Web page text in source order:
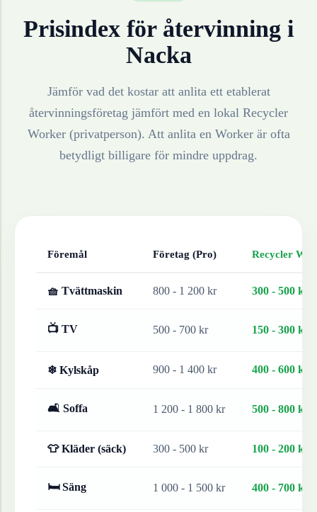
Prisindex för återvinning i
Nacka
Jämför vad det kostar att anlita ett etablerat
återvinningsföretag jämfört med en lokal Recycler
Worker (privatperson). Att anlita en Worker är ofta
betydligt billigare för mindre uppdrag.
Föremål Företag (Pro) Recycler
🧺 Tvättmaskin 800 - 1 200 kr 300 - 500 kr
📺 TV 500 - 700 kr 150 - 300 kr
❄ Kylskåp 900 - 1 400 kr 400 - 600 kr
🛋 Soffa 1 200 - 1 800 kr 500 - 800 kr
👕 Kläder (säck) 300 - 500 kr 100 - 200 kr
🛏 Säng 1 000 - 1 500 kr 400 - 700 kr